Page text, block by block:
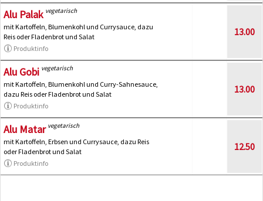
Alu Palak vegetarisch
mit Kartoffeln, Blumenkohl und Currysauce, dazu
Reis oder Fladenbrot und Salat
Produktinfo
13.00
Alu Gobi vegetarisch
mit Kartoffeln, Blumenkohl und Curry-Sahnesauce,
dazu Reis oder Fladenbrot und Salat
Produktinfo
13.00
Alu Matar vegetarisch
mit Kartoffeln, Erbsen und Currysauce, dazu Reis
oder Fladenbrot und Salat
Produktinfo
12.50